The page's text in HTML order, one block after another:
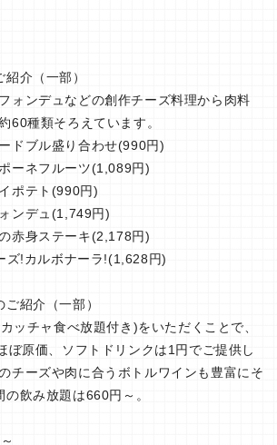
：約28.5坪
介（一部）
ォンデュなどの創作チーズ料理から肉料
60種類そろえています。
ドブル盛り合わせ(990円)
ーネフルーツ(1,089円)
ポテト(990円)
ンデュ(1,749円)
赤身ステーキ(2,178円)
ズ!カルボナーラ!(1,628円)
紹介（一部）
ッチャ食べ放題付き)をいただくことで、
ぼ原価、ソフトドリンクは1円でご提供し
チーズや肉に合うボトルワインも豊富にそ
飲み放題は660円～。
～